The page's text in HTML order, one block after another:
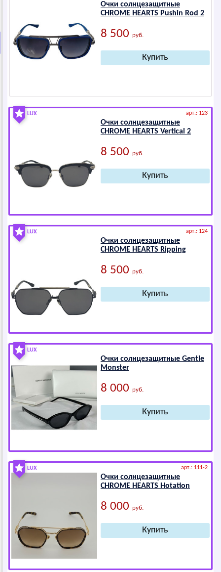
Очки солнцезащитные
СНRОМЕ НЕАRТS Pushin Rod 2
8 500 руб.
LUX арт.: 123
Очки солнцезащитные
СНRОМЕ НЕАRТS Vertical 2
8 500 руб.
LUX арт.: 124
Очки солнцезащитные
СНRОМЕ НЕАRТS Ripping
8 500 руб.
LUX
Очки солнцезащитные Gеntlе
Mоnster
8 000 руб.
LUX арт.: 111-2
Очки солнцезащитные
СНRОМЕ НЕАRТS Hotation
8 000 руб.